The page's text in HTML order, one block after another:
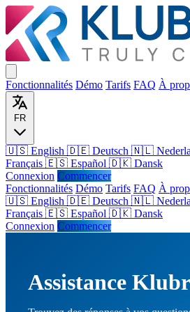
Fonctionnalités Démo Tarifs FAQ À
FR
🇺🇸 English 🇩🇪 Deutsch 🇳🇱
Français 🇪🇸 Español 🇩🇰 Dansk
Connexion Commencer
Fonctionnalités Démo Tarifs FAQ À
🇺🇸 English 🇩🇪 Deutsch 🇳🇱
Français 🇪🇸 Español 🇩🇰 Dansk
Connexion Commencer
Assistance